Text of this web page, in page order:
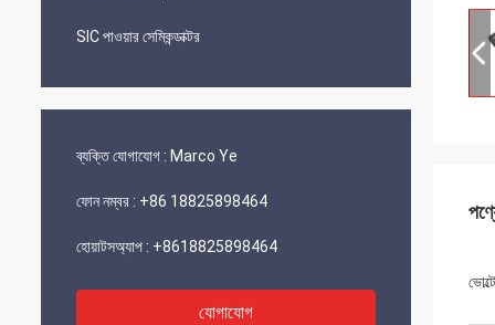
SIC পাওয়ার সেমিকন্ডাক্টর
ব্যক্তি যোগাযোগ : Marco Ye
ফোন নম্বর : +86 18825898464
হোয়াটসঅ্যাপ : +8618825898464
যোগাযোগ